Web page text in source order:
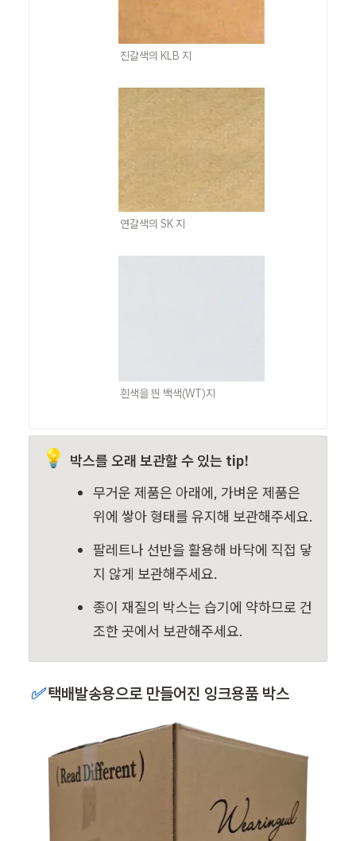
진갈색의 KLB 지
연갈색의 SK 지
흰색을 띈 백색(WT)지
💡 박스를 오래 보관할 수 있는 tip!
무거운 제품은 아래에, 가벼운 제품은
위에 쌓아 형태를 유지해 보관해주세요.
팔레트나 선반을 활용해 바닥에 직접 닿
지 않게 보관해주세요.
종이 재질의 박스는 습기에 약하므로 건
조한 곳에서 보관해주세요.
✅ 택배발송용으로 만들어진 잉크용품 박스